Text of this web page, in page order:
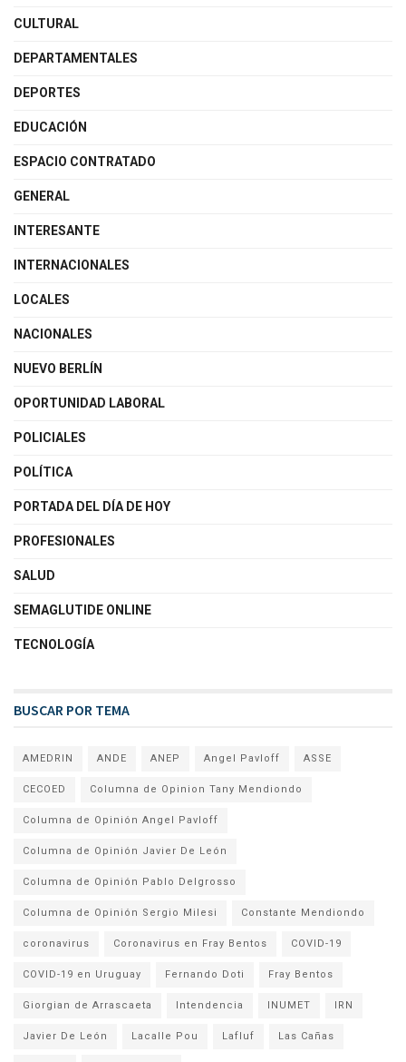
CULTURAL
DEPARTAMENTALES
DEPORTES
EDUCACIÓN
ESPACIO CONTRATADO
GENERAL
INTERESANTE
INTERNACIONALES
LOCALES
NACIONALES
NUEVO BERLÍN
OPORTUNIDAD LABORAL
POLICIALES
POLÍTICA
PORTADA DEL DÍA DE HOY
PROFESIONALES
SALUD
SEMAGLUTIDE ONLINE
TECNOLOGÍA
BUSCAR POR TEMA
AMEDRIN ANDE ANEP Angel Pavloff ASSE
CECOED Columna de Opinion Tany Mendiondo
Columna de Opinión Angel Pavloff
Columna de Opinión Javier De León
Columna de Opinión Pablo Delgrosso
Columna de Opinión Sergio Milesi Constante Mendiondo
coronavirus Coronavirus en Fray Bentos COVID-19
COVID-19 en Uruguay Fernando Doti Fray Bentos
Giorgian de Arrascaeta Intendencia INUMET IRN
Javier De León Lacalle Pou Lafluf Las Cañas